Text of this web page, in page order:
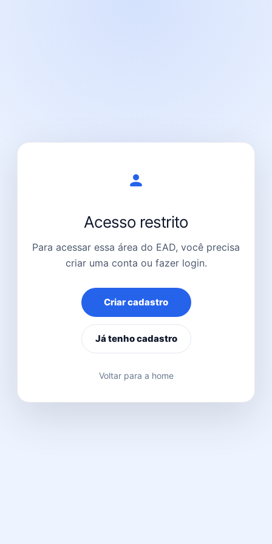
Acesso restrito
Para acessar essa área do EAD, você precisa
criar uma conta ou fazer login.
Criar cadastro
Já tenho cadastro
Voltar para a home